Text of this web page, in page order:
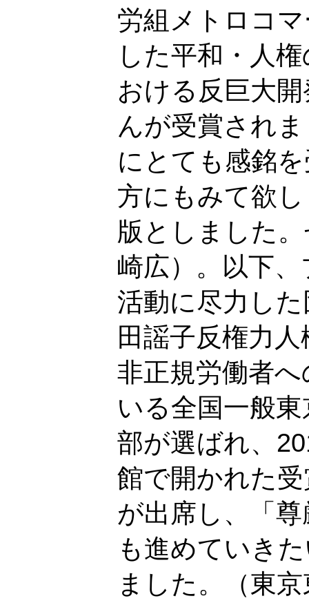
労組メトロコ
した平和・人
おける反巨大
んが受賞され
にとても感銘
方にもみて欲
版としました
崎広）。以下
活動に尽力し
田謡子反権力
非正規労働者
いる全国一般
部が選ばれ、
館で開かれた
が出席し、「
も進めていき
ました。（東